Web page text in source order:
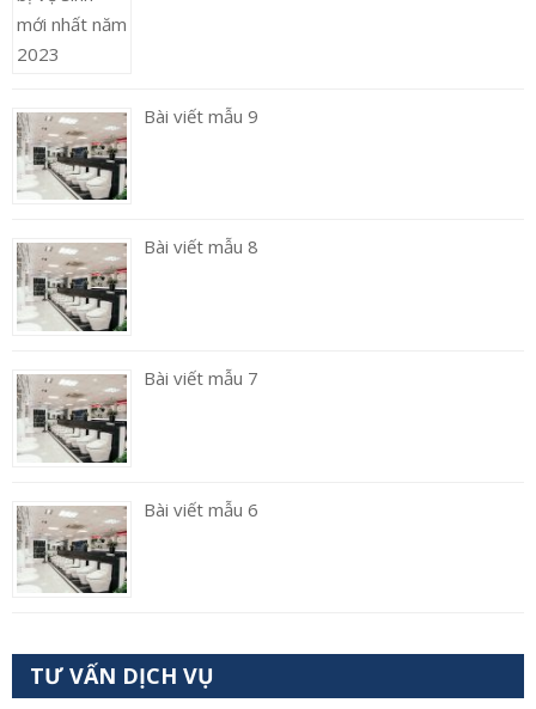
Bài viết mẫu 9
Bài viết mẫu 8
Bài viết mẫu 7
Bài viết mẫu 6
TƯ VẤN DỊCH VỤ